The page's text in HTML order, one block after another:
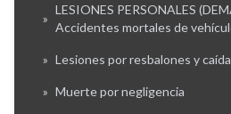
»
LESIONES PERSONALES
Accidentes mortales de
» Lesiones por resbalones y
» Muerte por negligencia